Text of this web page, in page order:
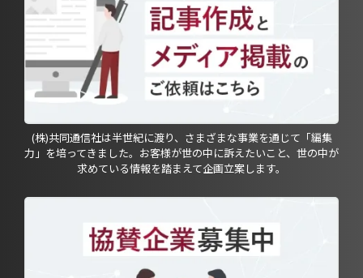
(株)共同通信社は半世紀に渡り、さまざまな事業を通じて「編集
力」を培ってきました。お客様が世の中に訴えたいこと、世の中が
求めている情報を踏まえて企画立案します。